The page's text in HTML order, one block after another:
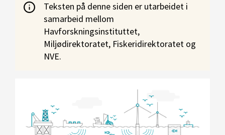
Teksten på denne siden er utarbeidet i
samarbeid mellom
Havforskningsinstituttet,
Miljødirektoratet, Fiskeridirektoratet og
NVE.